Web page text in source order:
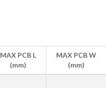
MAX PCB L
(mm)
MAX PCB W
(mm)